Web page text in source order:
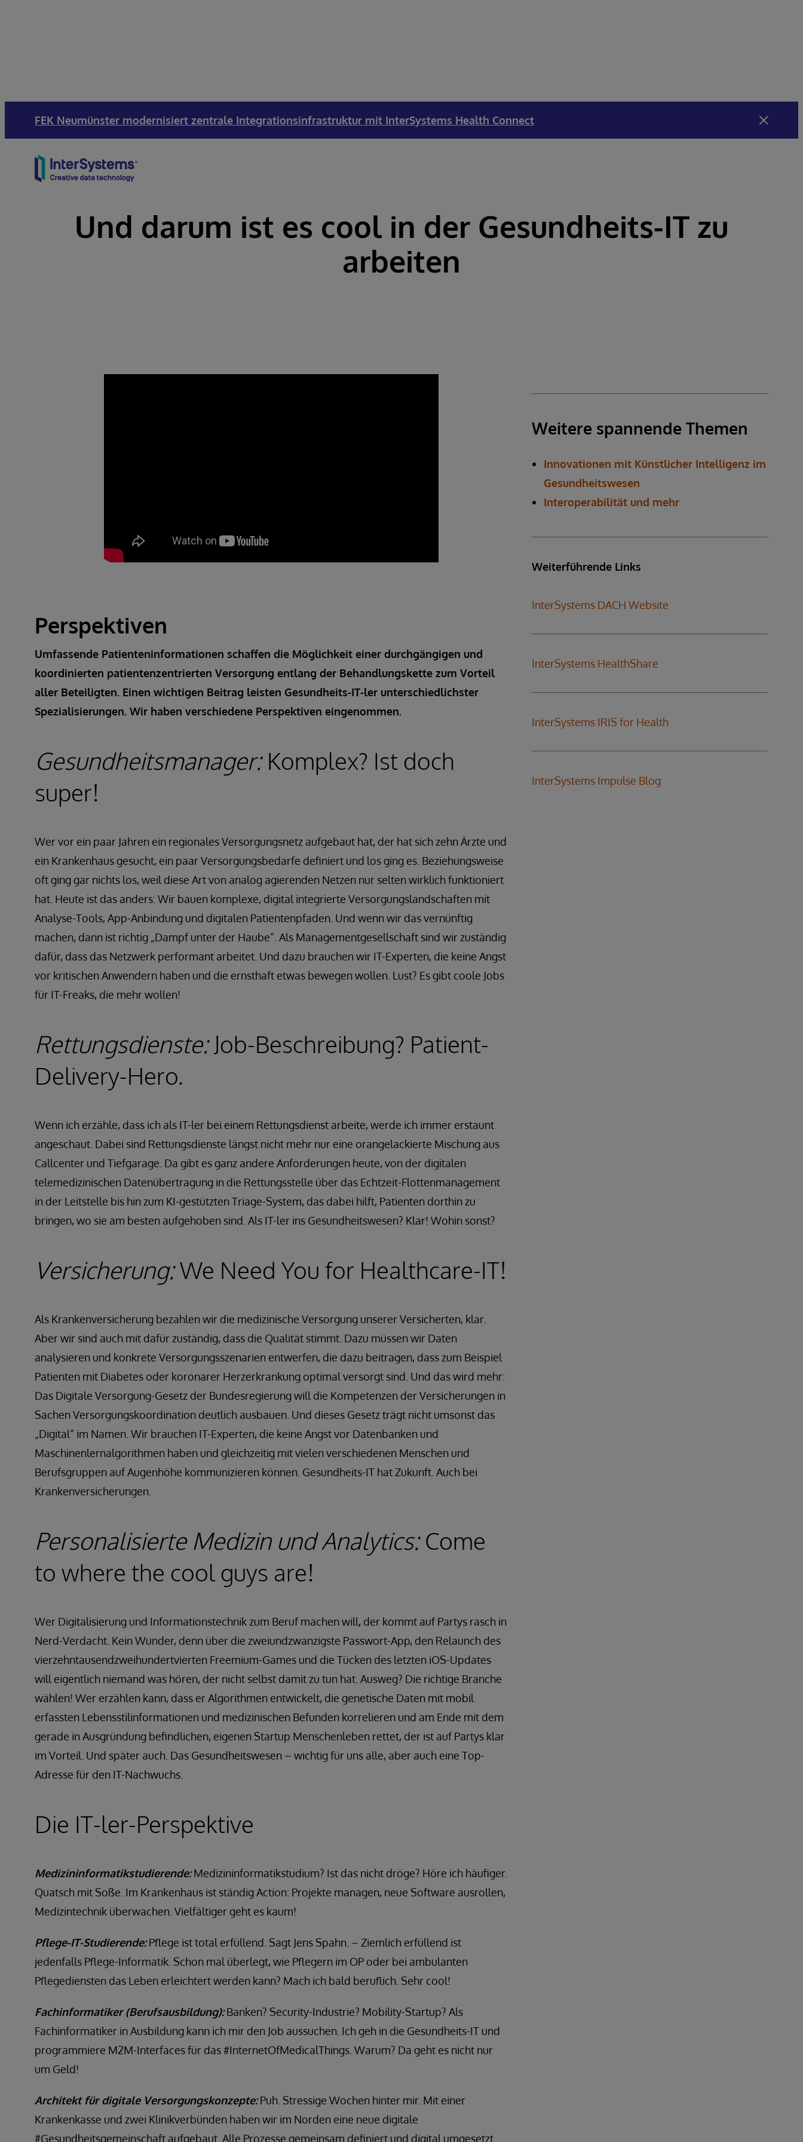
FEK Neumünster modernisiert zentrale Integrationsinfrastruktur mit InterSystems Health Connect
Skip to content
Und darum ist es cool in der Gesundheits-IT zu
arbeiten
Perspektiven
Umfassende Patienteninformationen schaffen die Möglichkeit einer durchgängigen und
koordinierten patientenzentrierten Versorgung entlang der Behandlungskette zum Vorteil
aller Beteiligten. Einen wichtigen Beitrag leisten Gesundheits-IT-ler unterschiedlichster
Spezialisierungen. Wir haben verschiedene Perspektiven eingenommen.
Gesundheitsmanager:Komplex? Ist doch
super!
Wer vor ein paar Jahren ein regionales Versorgungsnetz aufgebaut hat, der hat sich zehn Ärzte und
ein Krankenhaus gesucht, ein paar Versorgungsbedarfe definiert und los ging es. Beziehungsweise
oft ging gar nichts los, weil diese Art von analog agierenden Netzen nur selten wirklich funktioniert
hat. Heute ist das anders: Wir bauen komplexe, digital integrierte Versorgungslandschaften mit
Analyse-Tools, App-Anbindung und digitalen Patientenpfaden. Und wenn wir das vernünftig
machen, dann ist richtig „Dampf unter der Haube“. Als Managementgesellschaft sind wir zuständig
dafür, dass das Netzwerk performant arbeitet. Und dazu brauchen wir IT-Experten, die keine Angst
vor kritischen Anwendern haben und die ernsthaft etwas bewegen wollen. Lust? Es gibt coole Jobs
für IT-Freaks, die mehr wollen!
Rettungsdienste:Job-Beschreibung? Patient-
Delivery-Hero.
Wenn ich erzähle, dass ich als IT-ler bei einem Rettungsdienst arbeite, werde ich immer erstaunt
angeschaut. Dabei sind Rettungsdienste längst nicht mehr nur eine orangelackierte Mischung aus
Callcenter und Tiefgarage. Da gibt es ganz andere Anforderungen heute, von der digitalen
telemedizinischen Datenübertragung in die Rettungsstelle über das Echtzeit-Flottenmanagement
in der Leitstelle bis hin zum KI-gestützten Triage-System, das dabei hilft, Patienten dorthin zu
bringen, wo sie am besten aufgehoben sind. Als IT-ler ins Gesundheitswesen? Klar! Wohin sonst?
Versicherung:We Need You for Healthcare-IT!
Als Krankenversicherung bezahlen wir die medizinische Versorgung unserer Versicherten, klar.
Aber wir sind auch mit dafür zuständig, dass die Qualität stimmt. Dazu müssen wir Daten
analysieren und konkrete Versorgungsszenarien entwerfen, die dazu beitragen, dass zum Beispiel
Patienten mit Diabetes oder koronarer Herzerkrankung optimal versorgt sind. Und das wird mehr:
Das Digitale Versorgung-Gesetz der Bundesregierung will die Kompetenzen der Versicherungen in
Sachen Versorgungskoordination deutlich ausbauen. Und dieses Gesetz trägt nicht umsonst das
„Digital“ im Namen. Wir brauchen IT-Experten, die keine Angst vor Datenbanken und
Maschinenlernalgorithmen haben und gleichzeitig mit vielen verschiedenen Menschen und
Berufsgruppen auf Augenhöhe kommunizieren können. Gesundheits-IT hat Zukunft. Auch bei
Krankenversicherungen.
Personalisierte Medizin und Analytics:Come
to where the cool guys are!
Wer Digitalisierung und Informationstechnik zum Beruf machen will, der kommt auf Partys rasch in
Nerd-Verdacht. Kein Wunder, denn über die zweiundzwanzigste Passwort-App, den Relaunch des
vierzehntausendzweihundertvierten Freemium-Games und die Tücken des letzten iOS-Updates
will eigentlich niemand was hören, der nicht selbst damit zu tun hat. Ausweg? Die richtige Branche
wählen! Wer erzählen kann, dass er Algorithmen entwickelt, die genetische Daten mit mobil
erfassten Lebensstilinformationen und medizinischen Befunden korrelieren und am Ende mit dem
gerade in Ausgründung befindlichen, eigenen Startup Menschenleben rettet, der ist auf Partys klar
im Vorteil. Und später auch. Das Gesundheitswesen – wichtig für uns alle, aber auch eine Top-
Adresse für den IT-Nachwuchs.
Die IT-ler-Perspektive
Medizininformatikstudierende:Medizininformatikstudium? Ist das nicht dröge? Höre ich häufiger.
Quatsch mit Soße. Im Krankenhaus ist ständig Action: Projekte managen, neue Software ausrollen,
Medizintechnik überwachen. Vielfältiger geht es kaum!
Pflege-IT-Studierende:Pflege ist total erfüllend. Sagt Jens Spahn. – Ziemlich erfüllend ist
jedenfalls Pflege-Informatik. Schon mal überlegt, wie Pflegern im OP oder bei ambulanten
Pflegediensten das Leben erleichtert werden kann? Mach ich bald beruflich. Sehr cool!
Fachinformatiker (Berufsausbildung):Banken? Security-Industrie? Mobility-Startup? Als
Fachinformatiker in Ausbildung kann ich mir den Job aussuchen. Ich geh in die Gesundheits-IT und
programmiere M2M-Interfaces für das #InternetOfMedicalThings. Warum? Da geht es nicht nur
um Geld!
Architekt für digitale Versorgungskonzepte:Puh. Stressige Wochen hinter mir. Mit einer
Krankenkasse und zwei Klinikverbünden haben wir im Norden eine neue digitale
#Gesundheitsgemeinschaft aufgebaut. Alle Prozesse gemeinsam definiert und digital umgesetzt.
Weitere spannende Themen
Innovationen mit Künstlicher Intelligenz im
Gesundheitswesen
Interoperabilität und mehr
Weiterführende Links
InterSystems DACH Website
InterSystems HealthShare
InterSystems IRIS for Health
InterSystems Impulse Blog